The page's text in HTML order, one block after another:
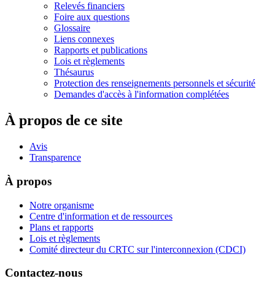
Relevés financiers
Foire aux questions
Glossaire
Liens connexes
Rapports et publications
Lois et règlements
Thésaurus
Protection des renseignements personnels et sécurité
Demandes d'accès à l'information complétées
À propos de ce site
Avis
Transparence
À propos
Notre organisme
Centre d'information et de ressources
Plans et rapports
Lois et règlements
Comité directeur du CRTC sur l'interconnexion (CDCI)
Contactez-nous